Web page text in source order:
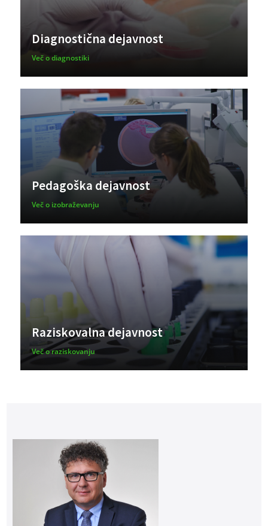
Diagnostična dejavnost
Več o diagnostiki
Pedagoška dejavnost
Več o izobraževanju
Raziskovalna dejavnost
Več o raziskovanju